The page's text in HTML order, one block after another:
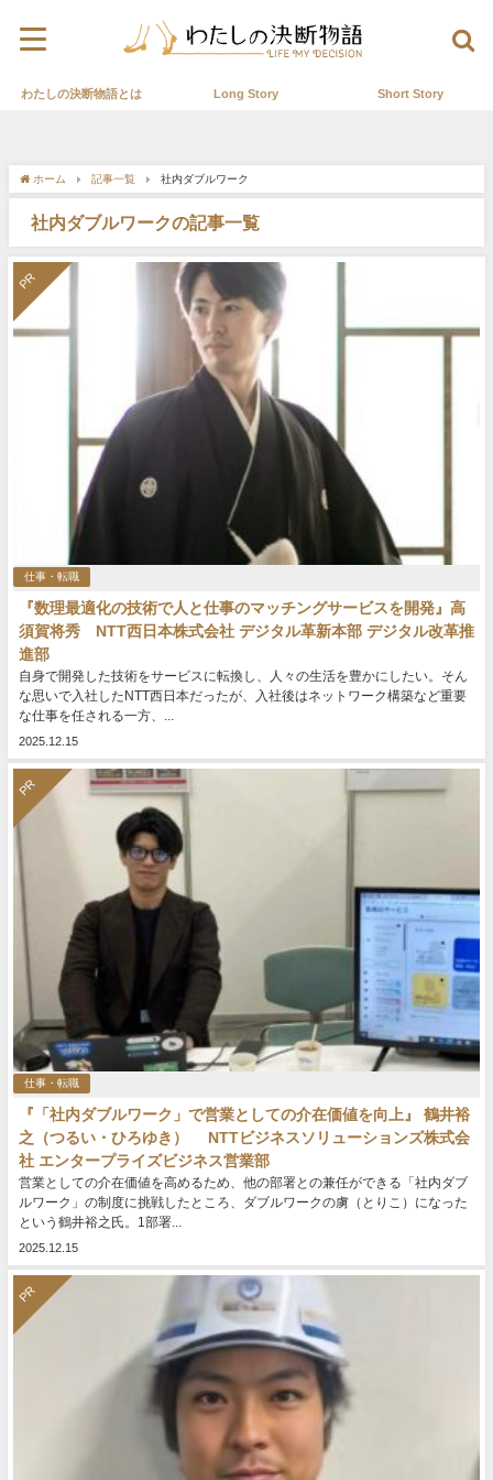
わたしの決断物語とは Long Story Short Story
ホーム 記事一覧 社内ダブルワーク
社内ダブルワークの記事一覧
PR
仕事・転職
『数理最適化の技術で人と仕事のマッチングサービスを開発』高
須賀将秀 NTT西日本株式会社 デジタル革新本部 デジタル改革推
進部
自身で開発した技術をサービスに転換し、人々の生活を豊かにしたい。そん
な思いで入社したNTT西日本だったが、入社後はネットワーク構築など重要
な仕事を任される一方、...
2025.12.15
PR
仕事・転職
『「社内ダブルワーク」で営業としての介在価値を向上』 鶴井裕
之（つるい・ひろゆき） NTTビジネスソリューションズ株式会
社 エンタープライズビジネス営業部
営業としての介在価値を高めるため、他の部署との兼任ができる「社内ダブ
ルワーク」の制度に挑戦したところ、ダブルワークの虜（とりこ）になった
という鶴井裕之氏。1部署...
2025.12.15
PR